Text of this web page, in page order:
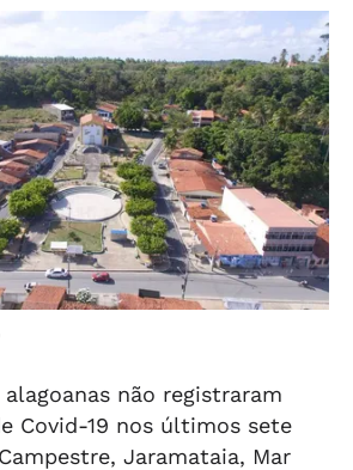
não registraram
Covid-19 nos últimos sete
Jaramataia, Mar